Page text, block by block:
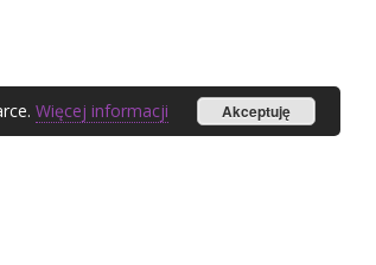
Więcej informacji Akceptuję